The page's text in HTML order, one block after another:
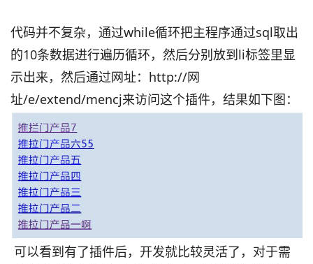
代码并不复杂，通过while循环把主程序通过sql取出
的10条数据进行遍历循环，然后分别放到li标签里显
示出来，然后通过网址：http://网
址/e/extend/mencj来访问这个插件，结果如下图：
可以看到有了插件后，开发就比较灵活了，对于需